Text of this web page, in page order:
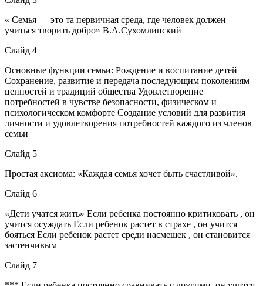
« Семья — это та первичная среда, где человек должен
учиться творить добро» В.А.Сухомлинский
Слайд 4
Основные функции семьи: Рождение и воспитание детей
Сохранение, развитие и передача последующим поколениям
ценностей и традиций общества Удовлетворение
потребностей в чувстве безопасности, физическом и
психологическом комфорте Создание условий для развития
личности и удовлетворения потребностей каждого из членов
семьи
Слайд 5
Простая аксиома: «Каждая семья хочет быть счастливой».
Слайд 6
«Дети учатся жить» Если ребенка постоянно критиковать , он
учится осуждать Если ребенок растет в страхе , он учится
бояться Если ребенок растет среди насмешек , он становится
застенчивым
Слайд 7